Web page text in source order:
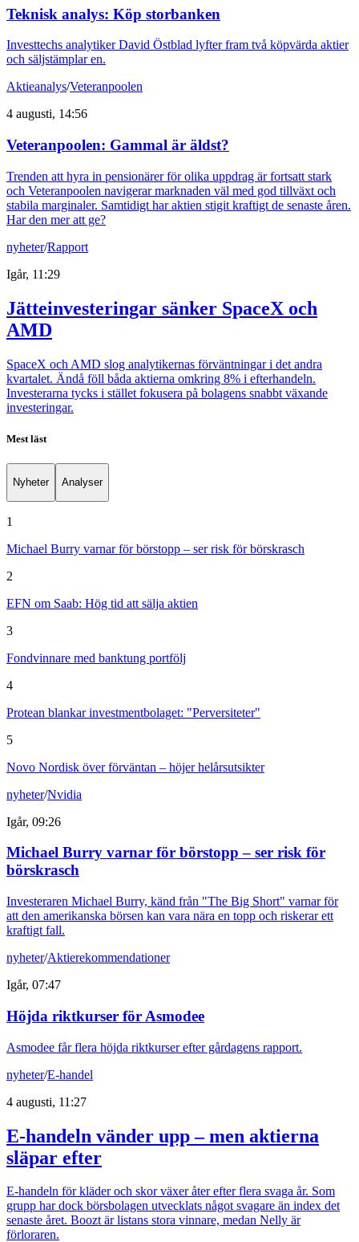
Teknisk analys: Köp storbanken
Investtechs analytiker David Östblad lyfter fram två köpvärda aktier
och säljstämplar en.
Aktieanalys/Veteranpoolen
4 augusti, 14:56
Veteranpoolen: Gammal är äldst?
Trenden att hyra in pensionärer för olika uppdrag är fortsatt stark
och Veteranpoolen navigerar marknaden väl med god tillväxt och
stabila marginaler. Samtidigt har aktien stigit kraftigt de senaste åren.
Har den mer att ge?
nyheter/Rapport
Igår, 11:29
Jätteinvesteringar sänker SpaceX och
AMD
SpaceX och AMD slog analytikernas förväntningar i det andra
kvartalet. Ändå föll båda aktierna omkring 8% i efterhandeln.
Investerarna tycks i stället fokusera på bolagens snabbt växande
investeringar.
Mest läst
Nyheter Analyser
1
Michael Burry varnar för börstopp – ser risk för börskrasch
2
EFN om Saab: Hög tid att sälja aktien
3
Fondvinnare med banktung portfölj
4
Protean blankar investmentbolaget: "Perversiteter"
5
Novo Nordisk över förväntan – höjer helårsutsikter
nyheter/Nvidia
Igår, 09:26
Michael Burry varnar för börstopp – ser risk för
börskrasch
Investeraren Michael Burry, känd från "The Big Short" varnar för
att den amerikanska börsen kan vara nära en topp och riskerar ett
kraftigt fall.
nyheter/Aktierekommendationer
Igår, 07:47
Höjda riktkurser för Asmodee
Asmodee får flera höjda riktkurser efter gårdagens rapport.
nyheter/E-handel
4 augusti, 11:27
E-handeln vänder upp – men aktierna
släpar efter
E-handeln för kläder och skor växer åter efter flera svaga år. Som
grupp har dock börsbolagen utvecklats något svagare än index det
senaste året. Boozt är listans stora vinnare, medan Nelly är
förloraren.